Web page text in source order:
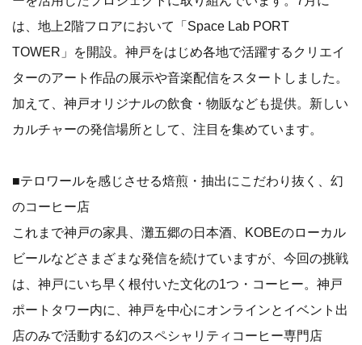
は、地上2階フロアにおいて「Space Lab PORT
TOWER」を開設。神戸をはじめ各地で活躍するクリエイ
ターのアート作品の展示や音楽配信をスタートしました。
加えて、神戸オリジナルの飲食・物販なども提供。新しい
カルチャーの発信場所として、注目を集めています。
■テロワールを感じさせる焙煎・抽出にこだわり抜く、幻
のコーヒー店
これまで神戸の家具、灘五郷の日本酒、KOBEのローカル
ビールなどさまざまな発信を続けていますが、今回の挑戦
は、神戸にいち早く根付いた文化の1つ・コーヒー。神戸
ポートタワー内に、神戸を中心にオンラインとイベント出
店のみで活動する幻のスペシャリティコーヒー専門店